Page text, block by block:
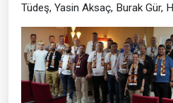
Tüdeş, Yasin Aksaç, Burak Gür,